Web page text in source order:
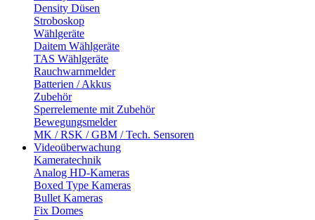
Density Düsen
Stroboskop
Wählgeräte
Daitem Wählgeräte
TAS Wählgeräte
Rauchwarnmelder
Batterien / Akkus
Zubehör
Sperrelemente mit Zubehör
Bewegungsmelder
MK / RSK / GBM / Tech. Sensoren
Videoüberwachung
Kameratechnik
Analog HD-Kameras
Boxed Type Kameras
Bullet Kameras
Fix Domes